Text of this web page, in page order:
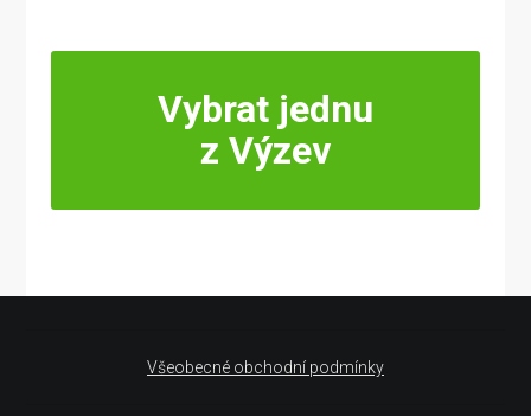
Vybrat jednu
z Výzev
Všeobecné obchodní podmínky